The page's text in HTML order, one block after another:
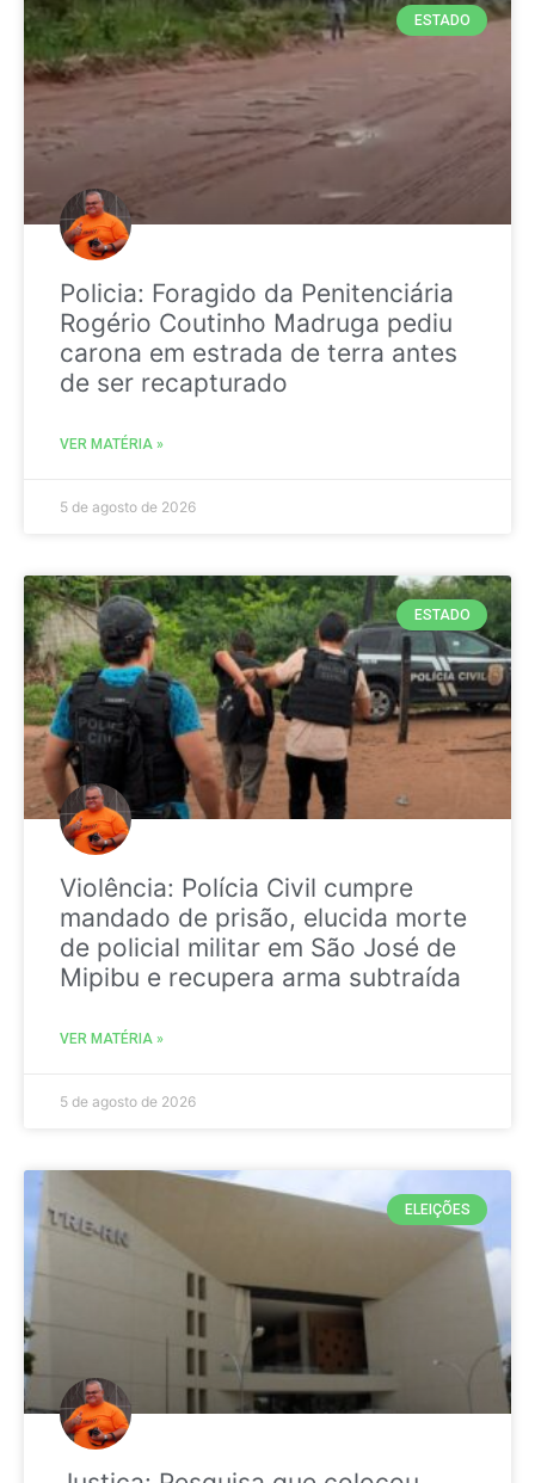
ESTADO
Policia: Foragido da Penitenciária
Rogério Coutinho Madruga pediu
carona em estrada de terra antes
de ser recapturado
VER MATÉRIA »
5 de agosto de 2026
ESTADO
Violência: Polícia Civil cumpre
mandado de prisão, elucida morte
de policial militar em São José de
Mipibu e recupera arma subtraída
VER MATÉRIA »
5 de agosto de 2026
ELEIÇÕES